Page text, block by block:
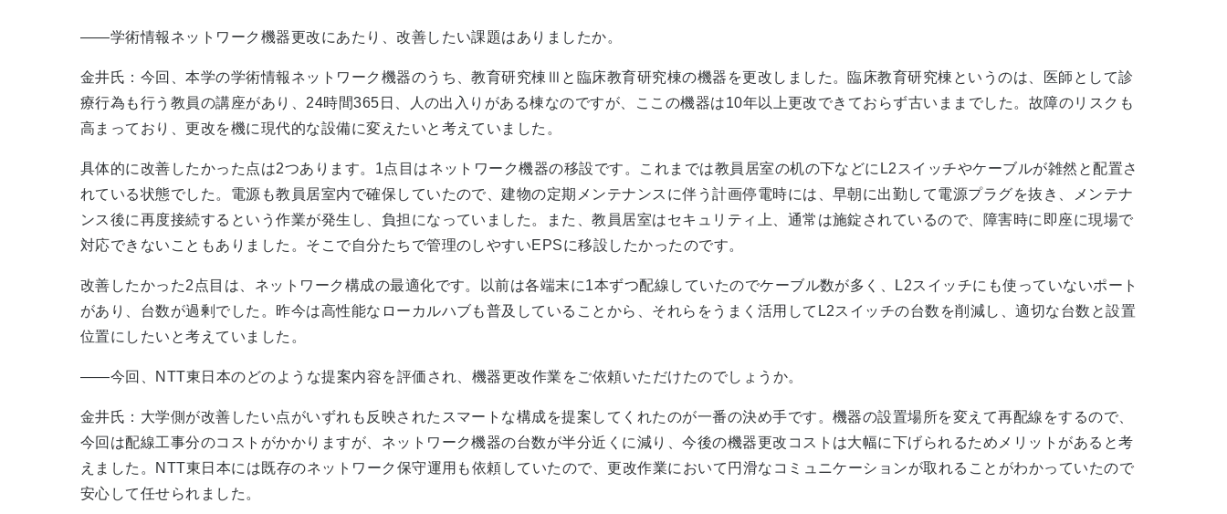
――学術情報ネットワーク機器更改にあたり、改善したい課題はありましたか。
金井氏：今回、本学の学術情報ネットワーク機器のうち、教育研究棟Ⅲと臨床教育研究棟の機器を更改しました。臨床教育研究棟というのは、医師として診
療行為も行う教員の講座があり、24時間365日、人の出入りがある棟なのですが、ここの機器は10年以上更改できておらず古いままでした。故障のリスクも
高まっており、更改を機に現代的な設備に変えたいと考えていました。
具体的に改善したかった点は2つあります。1点目はネットワーク機器の移設です。これまでは教員居室の机の下などにL2スイッチやケーブルが雑然と配置さ
れている状態でした。電源も教員居室内で確保していたので、建物の定期メンテナンスに伴う計画停電時には、早朝に出勤して電源プラグを抜き、メンテナ
ンス後に再度接続するという作業が発生し、負担になっていました。また、教員居室はセキュリティ上、通常は施錠されているので、障害時に即座に現場で
対応できないこともありました。そこで自分たちで管理のしやすいEPSに移設したかったのです。
改善したかった2点目は、ネットワーク構成の最適化です。以前は各端末に1本ずつ配線していたのでケーブル数が多く、L2スイッチにも使っていないポート
があり、台数が過剰でした。昨今は高性能なローカルハブも普及していることから、それらをうまく活用してL2スイッチの台数を削減し、適切な台数と設置
位置にしたいと考えていました。
――今回、NTT東日本のどのような提案内容を評価され、機器更改作業をご依頼いただけたのでしょうか。
金井氏：大学側が改善したい点がいずれも反映されたスマートな構成を提案してくれたのが一番の決め手です。機器の設置場所を変えて再配線をするので、
今回は配線工事分のコストがかかりますが、ネットワーク機器の台数が半分近くに減り、今後の機器更改コストは大幅に下げられるためメリットがあると考
えました。NTT東日本には既存のネットワーク保守運用も依頼していたので、更改作業において円滑なコミュニケーションが取れることがわかっていたので
安心して任せられました。